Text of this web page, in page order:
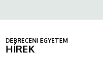
DEBRECENI EGYETEM
HÍREK